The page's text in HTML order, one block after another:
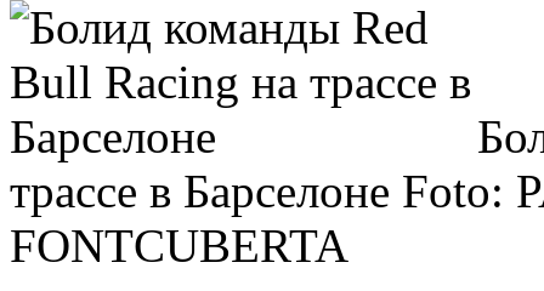
трассе в Барселоне Foto:
FONTCUBERTA